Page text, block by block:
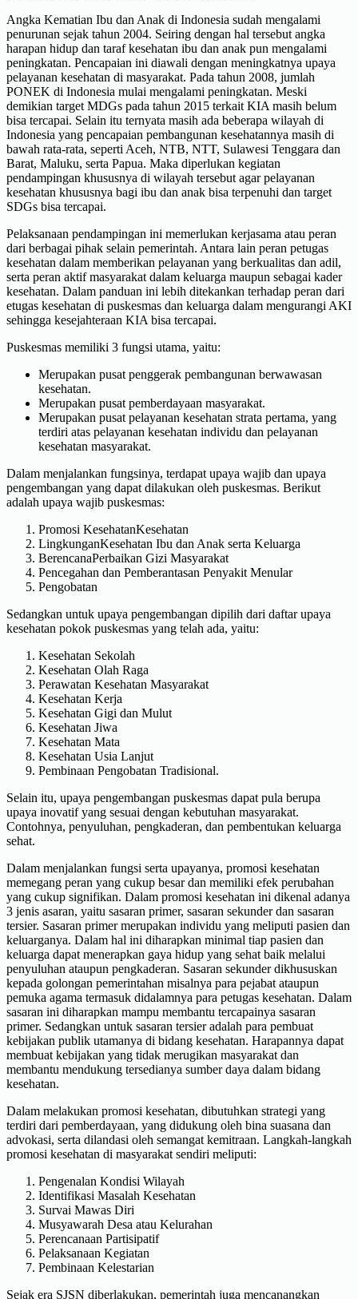
Angka Kematian Ibu dan Anak di Indonesia sudah mengalami
penurunan sejak tahun 2004. Seiring dengan hal tersebut angka
harapan hidup dan taraf kesehatan ibu dan anak pun mengalami
peningkatan. Pencapaian ini diawali dengan meningkatnya upaya
pelayanan kesehatan di masyarakat. Pada tahun 2008, jumlah
PONEK di Indonesia mulai mengalami peningkatan. Meski
demikian target MDGs pada tahun 2015 terkait KIA masih belum
bisa tercapai. Selain itu ternyata masih ada beberapa wilayah di
Indonesia yang pencapaian pembangunan kesehatannya masih di
bawah rata-rata, seperti Aceh, NTB, NTT, Sulawesi Tenggara dan
Barat, Maluku, serta Papua. Maka diperlukan kegiatan
pendampingan khususnya di wilayah tersebut agar pelayanan
kesehatan khususnya bagi ibu dan anak bisa terpenuhi dan target
SDGs bisa tercapai.
Pelaksanaan pendampingan ini memerlukan kerjasama atau peran
dari berbagai pihak selain pemerintah. Antara lain peran petugas
kesehatan dalam memberikan pelayanan yang berkualitas dan adil,
serta peran aktif masyarakat dalam keluarga maupun sebagai kader
kesehatan. Dalam panduan ini lebih ditekankan terhadap peran dari
etugas kesehatan di puskesmas dan keluarga dalam mengurangi AKI
sehingga kesejahteraan KIA bisa tercapai.
Puskesmas memiliki 3 fungsi utama, yaitu:
Merupakan pusat penggerak pembangunan berwawasan
kesehatan.
Merupakan pusat pemberdayaan masyarakat.
Merupakan pusat pelayanan kesehatan strata pertama, yang
terdiri atas pelayanan kesehatan individu dan pelayanan
kesehatan masyarakat.
Dalam menjalankan fungsinya, terdapat upaya wajib dan upaya
pengembangan yang dapat dilakukan oleh puskesmas. Berikut
adalah upaya wajib puskesmas:
Promosi KesehatanKesehatan
LingkunganKesehatan Ibu dan Anak serta Keluarga
BerencanaPerbaikan Gizi Masyarakat
Pencegahan dan Pemberantasan Penyakit Menular
Pengobatan
Sedangkan untuk upaya pengembangan dipilih dari daftar upaya
kesehatan pokok puskesmas yang telah ada, yaitu:
Kesehatan Sekolah
Kesehatan Olah Raga
Perawatan Kesehatan Masyarakat
Kesehatan Kerja
Kesehatan Gigi dan Mulut
Kesehatan Jiwa
Kesehatan Mata
Kesehatan Usia Lanjut
Pembinaan Pengobatan Tradisional.
Selain itu, upaya pengembangan puskesmas dapat pula berupa
upaya inovatif yang sesuai dengan kebutuhan masyarakat.
Contohnya, penyuluhan, pengkaderan, dan pembentukan keluarga
sehat.
Dalam menjalankan fungsi serta upayanya, promosi kesehatan
memegang peran yang cukup besar dan memiliki efek perubahan
yang cukup signifikan. Dalam promosi kesehatan ini dikenal adanya
3 jenis asaran, yaitu sasaran primer, sasaran sekunder dan sasaran
tersier. Sasaran primer merupakan individu yang meliputi pasien dan
keluarganya. Dalam hal ini diharapkan minimal tiap pasien dan
keluarga dapat menerapkan gaya hidup yang sehat baik melalui
penyuluhan ataupun pengkaderan. Sasaran sekunder dikhususkan
kepada golongan pemerintahan misalnya para pejabat ataupun
pemuka agama termasuk didalamnya para petugas kesehatan. Dalam
sasaran ini diharapkan mampu membantu tercapainya sasaran
primer. Sedangkan untuk sasaran tersier adalah para pembuat
kebijakan publik utamanya di bidang kesehatan. Harapannya dapat
membuat kebijakan yang tidak merugikan masyarakat dan
membantu mendukung tersedianya sumber daya dalam bidang
kesehatan.
Dalam melakukan promosi kesehatan, dibutuhkan strategi yang
terdiri dari pemberdayaan, yang didukung oleh bina suasana dan
advokasi, serta dilandasi oleh semangat kemitraan. Langkah-langkah
promosi kesehatan di masyarakat sendiri meliputi:
Pengenalan Kondisi Wilayah
Identifikasi Masalah Kesehatan
Survai Mawas Diri
Musyawarah Desa atau Kelurahan
Perencanaan Partisipatif
Pelaksanaan Kegiatan
Pembinaan Kelestarian
Sejak era SJSN diberlakukan, pemerintah juga mencanangkan